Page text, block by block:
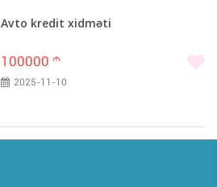
Avto kredit xidməti
100000 m
2025-11-10